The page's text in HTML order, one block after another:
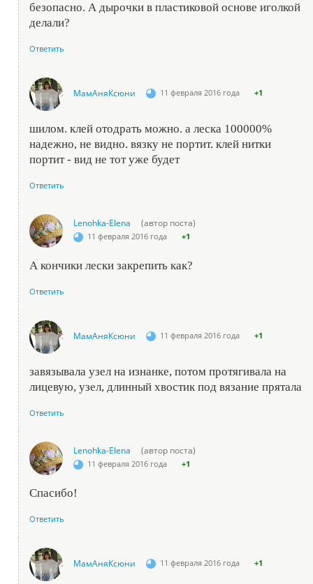
безопасно. А дырочки в пластиковой основе иголкой
делали?
Ответить
МамАняКсюни 11 февраля 2016 года +1
шилом. клей отодрать можно. а леска 100000%
надежно, не видно. вязку не портит. клей нитки
портит - вид не тот уже будет
Ответить
Lenohka-Elena (автор поста)
11 февраля 2016 года +1
А кончики лески закрепить как?
Ответить
МамАняКсюни 11 февраля 2016 года +1
завязывала узел на изнанке, потом протягивала на
лицевую, узел, длинный хвостик под вязание прятала
Ответить
Lenohka-Elena (автор поста)
11 февраля 2016 года +1
Спасибо!
Ответить
МамАняКсюни 11 февраля 2016 года +1